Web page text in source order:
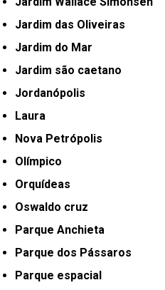
Jardim das Oliveiras
Jardim do Mar
Jardim são caetano
Jordanópolis
Laura
Nova Petrópolis
Olímpico
Orquídeas
Oswaldo cruz
Parque Anchieta
Parque dos Pássaros
Parque espacial